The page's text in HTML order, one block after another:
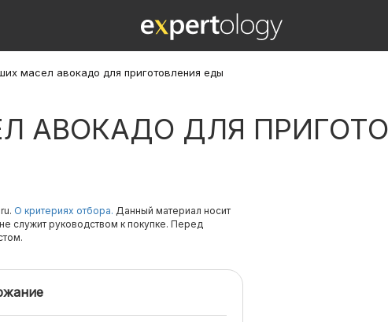
масел авокадо для приготовления еды
АВОКАДО ДЛЯ
О критериях отбора. Данный материал носит
служит руководством к покупке. Перед